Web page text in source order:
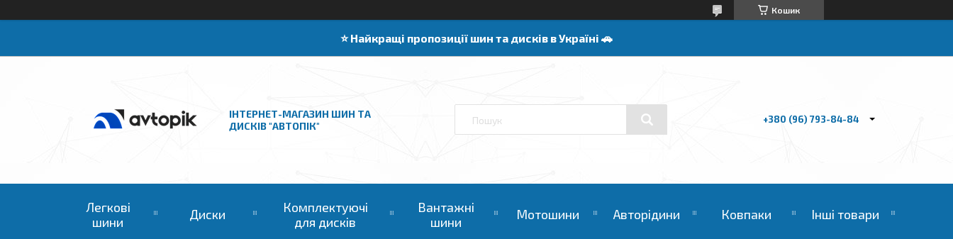
Кошик
⭐️ Найкращі пропозиції шин та дисків в Україні 🚗
ІНТЕРНЕТ-МАГАЗИН ШИН ТА
ДИСКІВ "АВТОПІК"
+380 (96) 793-84-84
Легкові
шини
Диски
Комплектуючі
для дисків
Вантажні
шини
Мотошини Авторідини Ковпаки Інші товари